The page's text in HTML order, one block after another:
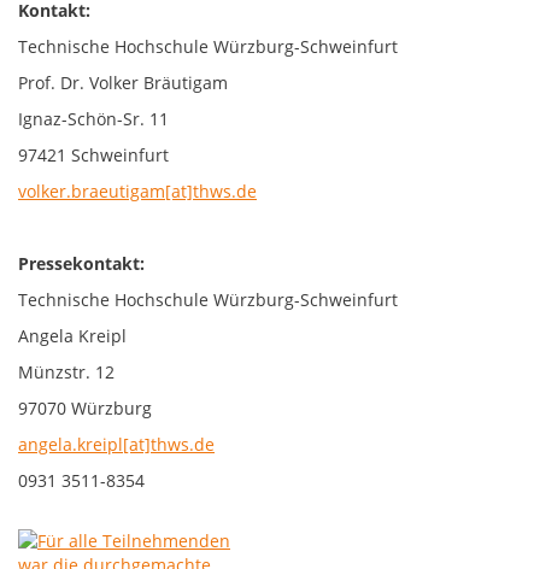
Kontakt:
Technische Hochschule Würzburg-Schweinfurt
Prof. Dr. Volker Bräutigam
Ignaz-Schön-Sr. 11
97421 Schweinfurt
volker.braeutigam[at]thws.de
Pressekontakt:
Technische Hochschule Würzburg-Schweinfurt
Angela Kreipl
Münzstr. 12
97070 Würzburg
angela.kreipl[at]thws.de
0931 3511-8354